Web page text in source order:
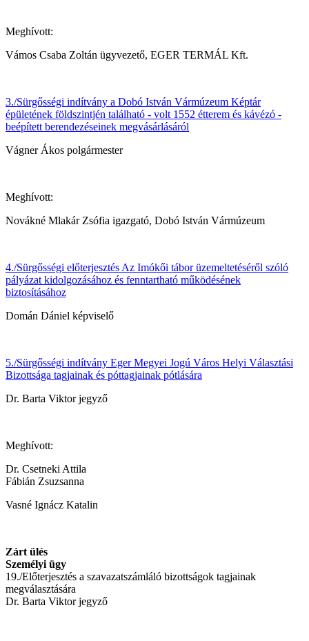
Meghívott:
Vámos Csaba Zoltán ügyvezető, EGER TERMÁL Kft.
3./Sürgősségi indítvány a Dobó István Vármúzeum Képtár
épületének földszintjén található - volt 1552 étterem és kávézó -
beépített berendezéseinek megvásárlásáról
Vágner Ákos polgármester
Meghívott:
Novákné Mlakár Zsófia igazgató, Dobó István Vármúzeum
4./Sürgősségi előterjesztés Az Imókői tábor üzemeltetéséről szóló
pályázat kidolgozásához és fenntartható működésének
biztosításához
Domán Dániel képviselő
5./Sürgősségi indítvány Eger Megyei Jogú Város Helyi Választási
Bizottsága tagjainak és póttagjainak pótlására
Dr. Barta Viktor jegyző
Meghívott:
Dr. Csetneki Attila
Fábián Zsuzsanna
Vasné Ignácz Katalin
Zárt ülés
Személyi ügy
19./Előterjesztés a szavazatszámláló bizottságok tagjainak
megválasztására
Dr. Barta Viktor jegyző